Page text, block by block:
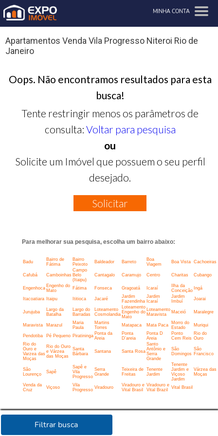
MINHA CONTA
Filtrar busca
Apartamentos Venda Vila Progresso Niteroi Rio de
Janeiro
Oops. Não encontramos resultados para esta
busca!
Tente restringir menos os parâmetros de
consulta: Voltar para pesquisa
ou
Solicite um Imóvel que possuem o seu perfil
desejado.
Solicitar
Para melhorar sua pesquisa, escolha um bairro abaixo:
Badu
Bairro de
Fátima
Bairro
Peixoto
Baldeador Barreto
Boa
Viagem
Boa Vista Cachoeiras
Cafubá Camboinhas
Campo
Belo
(Itaipu)
Cantagalo Caramujo Centro Charitas Cubango
Engenhoca Engenho do
Mato
Fátima Fonseca Gragoatá Icaraí
Ilha da
Conceição Ingá
Itacoatiara Itaipu Ititioca Jacaré
Jardim
Fazendinha
Jardim
Icaraí
Jardim
Imbuí
Joarai
Jurujuba
Largo da
Batalha
Largo do
Barradas
Loteamento
Cosmolandia
Loteamento
Engenho do
Mato
Loteamento
Maravista
Maceió Maralegre
Maravista Marazul
Maria
Paula
Martins
Torres
Matapaca Mata Paca
Morro do
Estado
Muriqui
Pendotiba Pé Pequeno Piratininga Ponta da
Areia
Ponta
D'areia
Ponta D
Areia
Ponto
Cem Reis
Rio do
Ouro
Rio do
Ouro e
Varzea das
Moças
Rio do Ouro
e Várzea
das Moças
Santa
Bárbara
Santana Santa Rosa
Santo
Antônio e
Serra
Grande
São
Domingos
São
Francisco
São
Lourenço
Sapê
Sapê e
Vila
Progresso
Serra
Grande
Teixeira de
Freitas
Tenente
Jardim
Tenente
Jardim e
Viçoso
Jardim
Várzea das
Moças
Venda da
Cruz
Viçoso
Vila
Progresso Viradouro
Viradouro e
Vital Brasil
Viradouro e
Vital Brazil
Vital Brasil